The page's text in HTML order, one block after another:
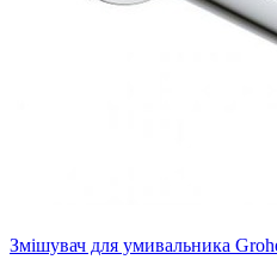
Змішувач для умивальника